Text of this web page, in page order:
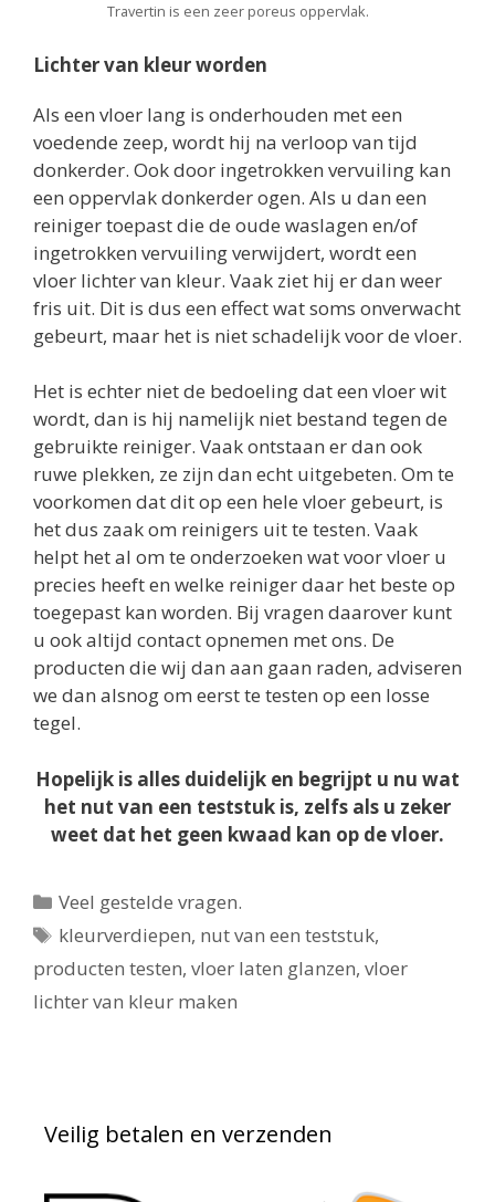
Travertin is een zeer poreus oppervlak.
Lichter van kleur worden
Als een vloer lang is onderhouden met een
voedende zeep, wordt hij na verloop van tijd
donkerder. Ook door ingetrokken vervuiling kan
een oppervlak donkerder ogen. Als u dan een
reiniger toepast die de oude waslagen en/of
ingetrokken vervuiling verwijdert, wordt een
vloer lichter van kleur. Vaak ziet hij er dan weer
fris uit. Dit is dus een effect wat soms onverwacht
gebeurt, maar het is niet schadelijk voor de vloer.
Het is echter niet de bedoeling dat een vloer wit
wordt, dan is hij namelijk niet bestand tegen de
gebruikte reiniger. Vaak ontstaan er dan ook
ruwe plekken, ze zijn dan echt uitgebeten. Om te
voorkomen dat dit op een hele vloer gebeurt, is
het dus zaak om reinigers uit te testen. Vaak
helpt het al om te onderzoeken wat voor vloer u
precies heeft en welke reiniger daar het beste op
toegepast kan worden. Bij vragen daarover kunt
u ook altijd contact opnemen met ons. De
producten die wij dan aan gaan raden, adviseren
we dan alsnog om eerst te testen op een losse
tegel.
Hopelijk is alles duidelijk en begrijpt u nu wat
het nut van een teststuk is, zelfs als u zeker
weet dat het geen kwaad kan op de vloer.
Categorieën
Veel gestelde vragen.
Tags
kleurverdiepen, nut van een teststuk,
producten testen, vloer laten glanzen, vloer
lichter van kleur maken
Veilig betalen en verzenden